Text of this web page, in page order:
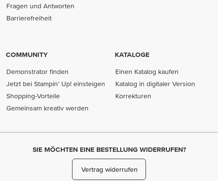
Fragen und Antworten
Barrierefreiheit
COMMUNITY
Demonstrator finden
Jetzt bei Stampin' Up! einsteigen
Shopping-Vorteile
Gemeinsam kreativ werden
KATALOGE
Einen Katalog kaufen
Katalog in digitaler Version
Korrekturen
SIE MÖCHTEN EINE BESTELLUNG WIDERRUFEN?
Vertrag widerrufen